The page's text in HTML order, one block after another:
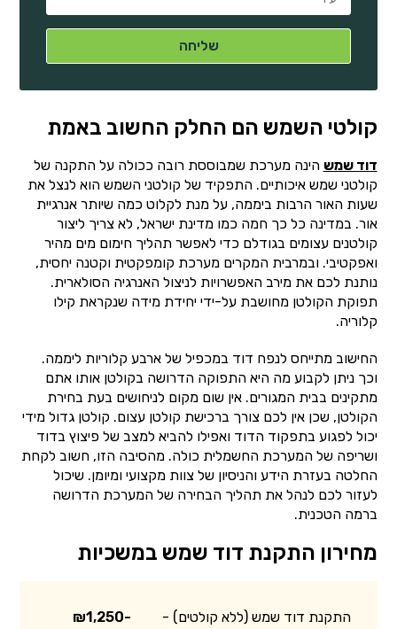
קולטי השמש הם החלק החשוב באמת
דוד שמש הינה מערכת שמבוססת רובה ככולה על התקנה של
קולטני שמש איכותיים. התפקיד של קולטני השמש הוא לנצל את
שעות האור הרבות ביממה, על מנת לקלוט כמה שיותר אנרגיית
אור. במדינה כל כך חמה כמו מדינת ישראל, לא צריך ליצור
קולטנים עצומים בגודלם כדי לאפשר תהליך חימום מים מהיר
ואפקטיבי. ובמרבית המקרים מערכת קומפקטית וקטנה יחסית,
נותנת לכם את מירב האפשרויות לניצול האנרגיה הסולארית.
תפוקת הקולטן מחושבת על-ידי יחידת מידה שנקראת קילו
קלוריה.
החישוב מתייחס לנפח דוד במכפיל של ארבע קלוריות ליממה.
וכך ניתן לקבוע מה היא התפוקה הדרושה בקולטן אותו אתם
מתקינים בבית המגורים. אין שום מקום לניחושים בעת בחירת
הקולטן, שכן אין לכם צורך ברכישת קולטן עצום. קולטן גדול מידי
יכול לפגוע בתפקוד הדוד ואפילו להביא למצב של פיצוץ בדוד
ושריפה של המערכת החשמלית כולה. מהסיבה הזו, חשוב לקחת
החלטה בעזרת הידע והניסיון של צוות מקצועי ומיומן. שיכול
לעזור לכם לנהל את תהליך הבחירה של המערכת הדרושה
ברמה הטכנית.
מחירון התקנת דוד שמש במשכיות
התקנת דוד שמש (ללא קולטים) -
₪1,250-